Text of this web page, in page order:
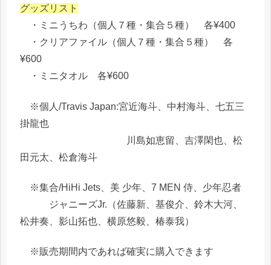
グッズリスト
・ミニうちわ（個人７種・集合５種） 各¥400
・クリアファイル（個人７種・集合５種） 各
¥600
・ミニタオル 各¥600
※個人/Travis Japan:宮近海斗、中村海斗、七五三
掛龍也
川島如恵留、吉澤閑也、松
田元太、松倉海斗
※集合/HiHi Jets、美 少年、7 MEN 侍、少年忍者
ジャニーズJr.（佐藤新、基俊介、鈴木大河、
松井奏、影山拓也、横原悠毅、椿泰我）
※販売期間内であれば確実に購入できます